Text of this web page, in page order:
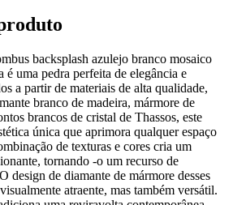
backsplash azulejo branco mosaico
é uma pedra perfeita de elegância e
a partir de materiais de alta qualidade,
branco de madeira, mármore de
brancos de cristal de Thassos, este
única que aprimora qualquer espaço
de texturas e cores cria um
tornando -o um recurso de
design de diamante de mármore desses
atraente, mas também versátil.